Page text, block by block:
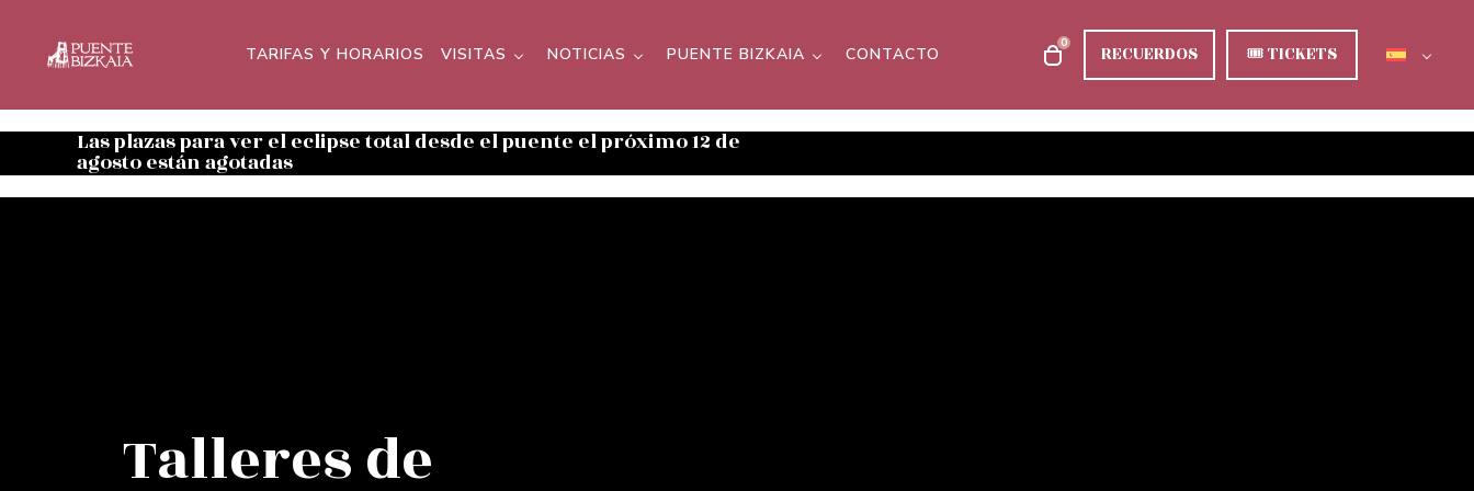
TARIFAS Y HORARIOS VISITAS NOTICIAS PUENTE BIZKAIA CONTACTO
0 RECUERDOS 🎟TICKETS
Las plazas para ver el eclipse total desde el puente el próximo 12 de
agosto están agotadas
Talleres de